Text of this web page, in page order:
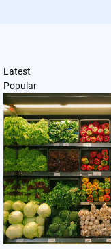
Latest
Popular